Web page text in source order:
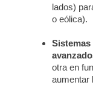
lados)
o eólica).
otra en
aumentar